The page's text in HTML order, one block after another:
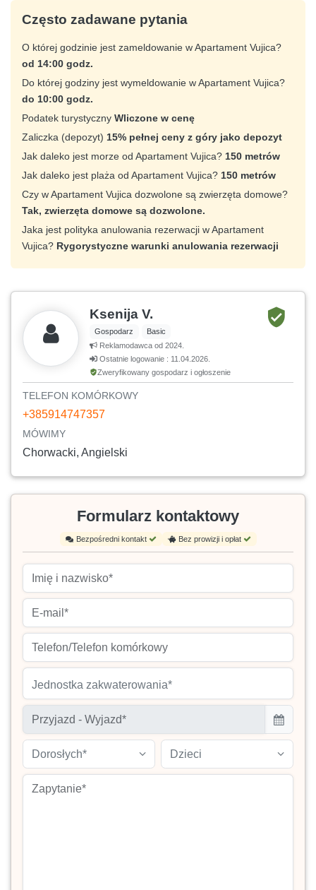
Często zadawane pytania
O której godzinie jest zameldowanie w Apartament Vujica?
od 14:00 godz.
Do której godziny jest wymeldowanie w Apartament Vujica?
do 10:00 godz.
Podatek turystyczny Wliczone w cenę
Zaliczka (depozyt) 15% pełnej ceny z góry jako depozyt
Jak daleko jest morze od Apartament Vujica? 150 metrów
Jak daleko jest plaża od Apartament Vujica? 150 metrów
Czy w Apartament Vujica dozwolone są zwierzęta domowe?
Tak, zwierzęta domowe są dozwolone.
Jaka jest polityka anulowania rezerwacji w Apartament
Vujica? Rygorystyczne warunki anulowania rezerwacji
Ksenija V.
Gospodarz
Basic
Reklamodawca od 2024.
Ostatnie logowanie : 11.04.2026.
Zweryfikowany gospodarz i ogłoszenie
TELEFON KOMÓRKOWY
+385914747357
MÓWIMY
Chorwacki, Angielski
Formularz kontaktowy
Bezpośredni kontakt Bez prowizji i opłat
Jednostka zakwaterowania*
Dorosłych* Dzieci